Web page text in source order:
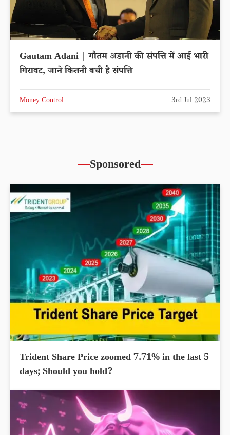
Gautam Adani | गौतम अडानी की संपत्ति में आई भारी
गिरावट, जाने कितनी बची है संपत्ति
Money Control 3rd Jul 2023
Sponsored
Trident Share Price zoomed 7.71% in the last 5
days; Should you hold?